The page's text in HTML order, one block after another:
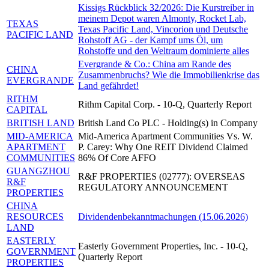
TEXAS
PACIFIC LAND
Kissigs Rückblick 32/2026: Die Kurstreiber in
meinem Depot waren Almonty, Rocket Lab,
Texas Pacific Land, Vincorion und Deutsche
Rohstoff AG - der Kampf ums Öl, um
Rohstoffe und den Weltraum dominierte alles
CHINA
EVERGRANDE
Evergrande & Co.: China am Rande des
Zusammenbruchs? Wie die Immobilienkrise das
Land gefährdet!
RITHM
CAPITAL
Rithm Capital Corp. - 10-Q, Quarterly Report
BRITISH LAND British Land Co PLC - Holding(s) in Company
MID-AMERICA
APARTMENT
COMMUNITIES
Mid-America Apartment Communities Vs. W.
P. Carey: Why One REIT Dividend Claimed
86% Of Core AFFO
GUANGZHOU
R&F
PROPERTIES
R&F PROPERTIES (02777): OVERSEAS
REGULATORY ANNOUNCEMENT
CHINA
RESOURCES
LAND
Dividendenbekanntmachungen (15.06.2026)
EASTERLY
GOVERNMENT
PROPERTIES
Easterly Government Properties, Inc. - 10-Q,
Quarterly Report